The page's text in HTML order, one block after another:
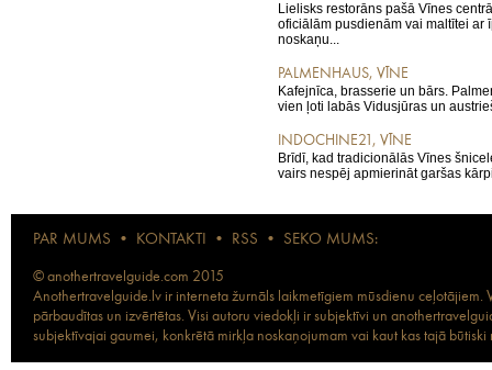
Lielisks restorāns pašā Vīnes
oficiālām pusdienām vai maltītei ar
noskaņu...
PALMENHAUS, VĪNE
Kafejnīca, brasserie un bārs.
vien ļoti labās Vidusjūras un
INDOCHINE21, VĪNE
Brīdī, kad tradicionālās Vīnes
vairs nespēj apmierināt garšas
PAR MUMS • KONTAKTI • RSS • SEKO MUMS:
© anothertravelguide.com 2015
Anothertravelguide.lv ir interneta žurnāls laikmetīgiem mūsdienu
pārbaudītas un izvērtētas. Visi autoru viedokļi ir subjektīvi un
subjektīvajai gaumei, konkrētā mirkļa noskaņojumam vai kaut kas tajā